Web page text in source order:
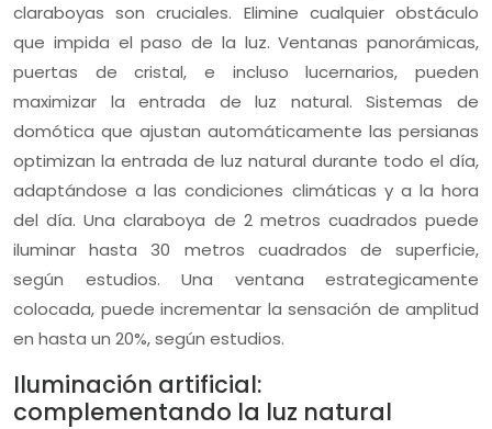
claraboyas son cruciales. Elimine cualquier obstáculo
que impida el paso de la luz. Ventanas panorámicas,
puertas de cristal, e incluso lucernarios, pueden
maximizar la entrada de luz natural. Sistemas de
domótica que ajustan automáticamente las persianas
optimizan la entrada de luz natural durante todo el día,
adaptándose a las condiciones climáticas y a la hora
del día. Una claraboya de 2 metros cuadrados puede
iluminar hasta 30 metros cuadrados de superficie,
según estudios. Una ventana estrategicamente
colocada, puede incrementar la sensación de amplitud
en hasta un 20%, según estudios.
Iluminación artificial:
complementando la luz natural